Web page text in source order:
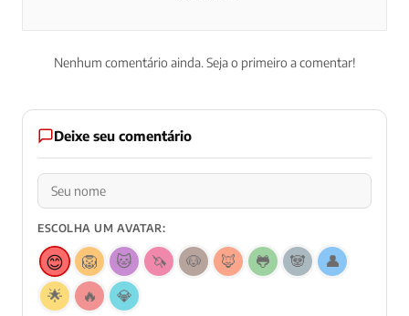
Nenhum comentário ainda. Seja o primeiro a comentar!
Deixe seu comentário
ESCOLHA UM AVATAR:
😊 🦁 🐱 🦄 🐶 🦊 🐸 🐼
👤
🌟
🔥 💎